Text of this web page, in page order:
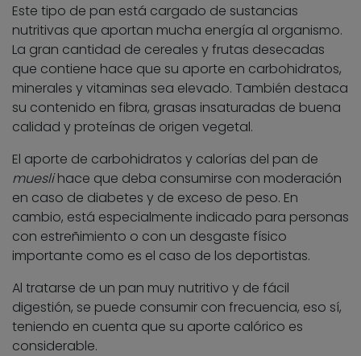
Este tipo de pan está cargado de sustancias
nutritivas que aportan mucha energía al organismo.
La gran cantidad de cereales y frutas desecadas
que contiene hace que su aporte en carbohidratos,
minerales y vitaminas sea elevado. También destaca
su contenido en fibra, grasas insaturadas de buena
calidad y proteínas de origen vegetal.
El aporte de carbohidratos y calorías del pan de
mueslihace que deba consumirse con moderación
en caso de diabetes y de exceso de peso. En
cambio, está especialmente indicado para personas
con estreñimiento o con un desgaste físico
importante como es el caso de los deportistas.
Al tratarse de un pan muy nutritivo y de fácil
digestión, se puede consumir con frecuencia, eso sí,
teniendo en cuenta que su aporte calórico es
considerable.